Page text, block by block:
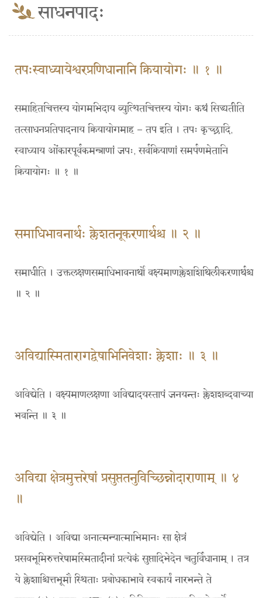
साधनपादः
तपःस्वाध्यायेश्वरप्रणिधानानि क्रियायोगः ॥ १ ॥
समाहितचित्तस्य योगमभिदाय व्युत्थितचित्तस्य योगः कथं सिद्ध्यतीति
तत्साधनप्रतिपादनाय क्रियायोगमाह – तप इति । तपः कृच्छ्रादि,
स्वाध्याय ओंकारपूर्वकमन्त्राणां जपः, सर्वक्रियाणां समर्पणमेतानि
क्रियायोगः ॥ १ ॥
समाधिभावनार्थः क्लेशतनूकरणार्थश्च ॥ २ ॥
समाधीति । उक्तलक्षणसमाधिभावनार्थो वक्ष्यमाणक्लेशशिथिलीकरणार्थश्च
॥ २ ॥
अविद्यास्मितारागद्वेषाभिनिवेशाः क्लेशाः ॥ ३ ॥
अविद्येति । वक्ष्यमाणलक्षणा अविद्यादयस्तापं जनयन्तः क्लेशशब्दवाच्या
भवन्ति ॥ ३ ॥
अविद्या क्षेत्रमुत्तरेषां प्रसुप्ततनुविच्छिन्नोदाराणाम् ॥ ४
॥
अविद्येति । अविद्या अनात्मन्यात्माभिमानः सा क्षेत्रं
प्रसवभूमिरुत्तरेषामस्मितादीनां प्रत्येकं सुप्तादिभेदेन चतुर्विधानाम् । तत्र
ये क्लेशाश्चित्तभूमौ स्थिताः प्रबोधकाभावे स्वकार्यं नारभन्ते ते